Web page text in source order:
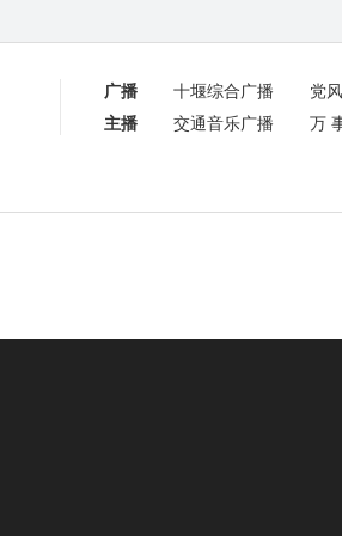
广播 十堰综合广播
党
主播
交通音乐广播 万